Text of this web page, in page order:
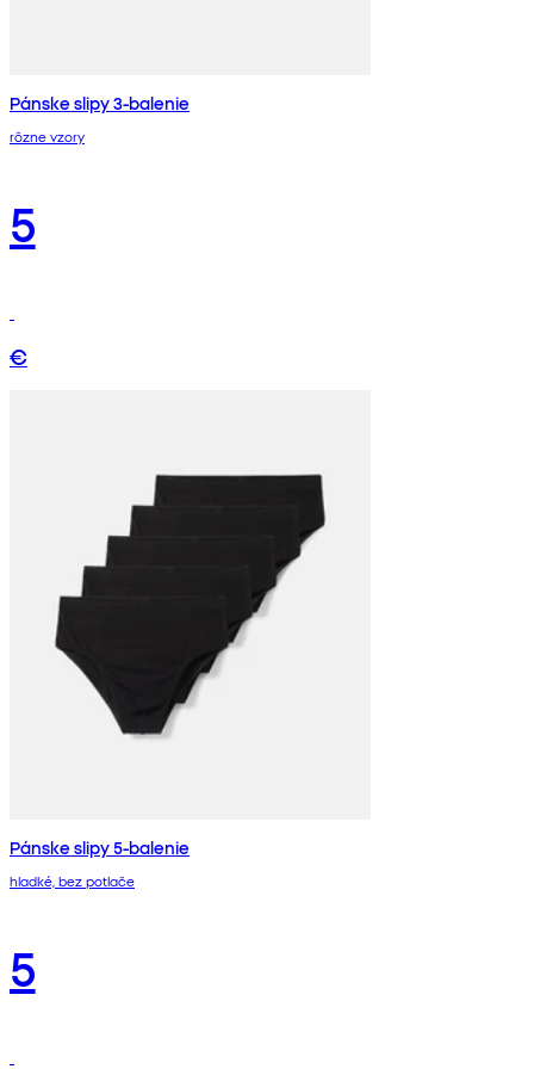
Pánske slipy 3-balenie
rôzne vzory
5
€
Pánske slipy 5-balenie
hladké, bez potlače
5